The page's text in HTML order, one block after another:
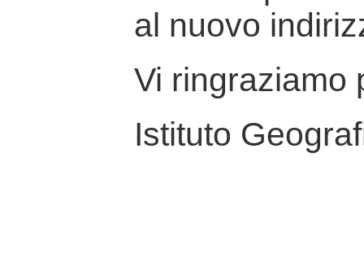
al nuovo
Vi ringraziamo
Istituto